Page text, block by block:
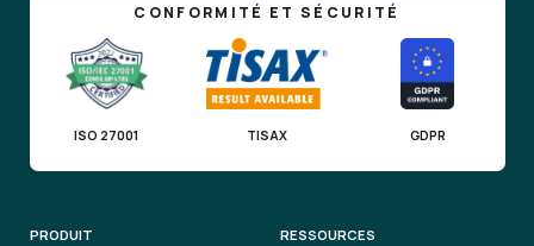
CONFORMITÉ ET SÉCURITÉ
ISO 27001 TISAX GDPR
PRODUIT RESSOURCES